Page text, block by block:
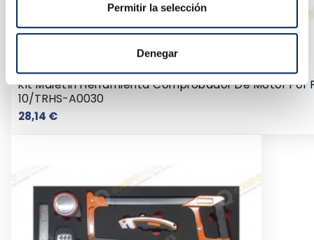
Permitir la selección
Denegar
Kit Maletín Herramienta Comprobador De Motor Por
10/TRHS-A0030
28,14 €Precio